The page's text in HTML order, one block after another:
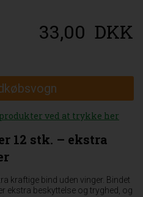
33,00 DKK
ved at trykke her
12 stk. – ekstra
kraftige bind uden vinger. Bindet
ekstra beskyttelse og tryghed, og